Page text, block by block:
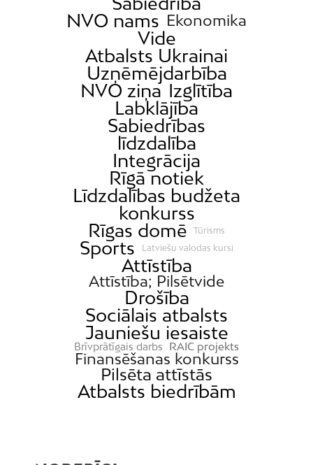
Mežaparks
Pētersala-Andrejsala
Pleskodāle
NVO nams Ekonomika
Vide
Atbalsts Ukrainai
Uzņēmējdarbība
NVO ziņa Izglītība
Labklājība
Sabiedrības
līdzdalība
Integrācija
Rīgā notiek
Līdzdalības budžeta
konkurss
Rīgas domē
Tūrisms
Sports Latviešu valodas kursi
Attīstība
Attīstība; Pilsētvide
Drošība
Sociālais atbalsts
Jauniešu iesaiste
Brīvprātīgais darbs RAIC projekts
Finansēšanas konkurss
Pilsēta attīstās
Atbalsts biedrībām